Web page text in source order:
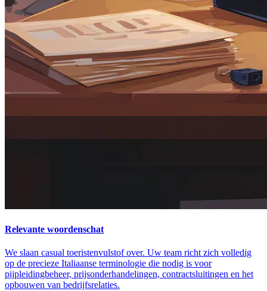
Relevante woordenschat
We slaan casual toeristenvulstof over. Uw team richt zich volledig
op de precieze Italiaanse terminologie die nodig is voor
pijpleidingbeheer, prijsonderhandelingen, contractsluitingen en het
opbouwen van bedrijfsrelaties.